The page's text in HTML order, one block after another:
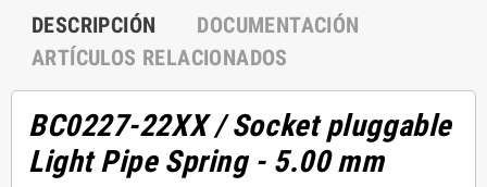
DESCRIPCIÓN
DOCUMENTACIÓN
ARTÍCULOS RELACIONADOS
BC0227-22XX/ Socket pluggable
Light Pipe Spring - 5.00 mm